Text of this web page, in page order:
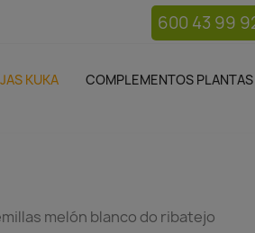
600 43 99
KUKA COMPLEMENTOS PLANTAS
Complementos plantas
melón blanco do ribatejo